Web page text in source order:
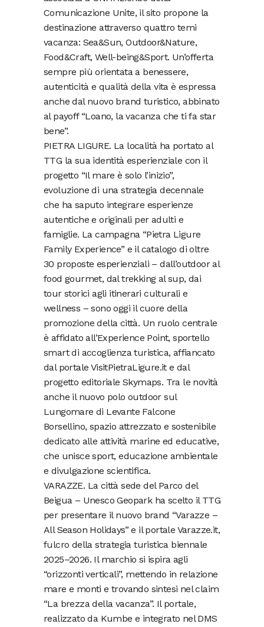
Comunicazione Unite, il sito propone la
destinazione attraverso quattro temi
vacanza: Sea&Sun, Outdoor&Nature,
Food&Craft, Well-being&Sport. Un’offerta
sempre più orientata a benessere,
autenticità e qualità della vita è espressa
anche dal nuovo brand turistico, abbinato
al payoff “Loano, la vacanza che ti fa star
bene”.
PIETRA LIGURE. La località ha portato al
TTG la sua identità esperienziale con il
progetto “Il mare è solo l’inizio”,
evoluzione di una strategia decennale
che ha saputo integrare esperienze
autentiche e originali per adulti e
famiglie. La campagna “Pietra Ligure
Family Experience” e il catalogo di oltre
30 proposte esperienziali – dall’outdoor al
food gourmet, dal trekking al sup, dai
tour storici agli itinerari culturali e
wellness – sono oggi il cuore della
promozione della città. Un ruolo centrale
è affidato all’Experience Point, sportello
smart di accoglienza turistica, affiancato
dal portale VisitPietraLigure.it e dal
progetto editoriale Skymaps. Tra le novità
anche il nuovo polo outdoor sul
Lungomare di Levante Falcone
Borsellino, spazio attrezzato e sostenibile
dedicato alle attività marine ed educative,
che unisce sport, educazione ambientale
e divulgazione scientifica.
VARAZZE. La città sede del Parco del
Beigua – Unesco Geopark ha scelto il TTG
per presentare il nuovo brand “Varazze –
All Season Holidays” e il portale Varazze.it,
fulcro della strategia turistica biennale
2025–2026. Il marchio si ispira agli
“orizzonti verticali”, mettendo in relazione
mare e monti e trovando sintesi nel claim
“La brezza della vacanza”. Il portale,
realizzato da Kumbe e integrato nel DMS